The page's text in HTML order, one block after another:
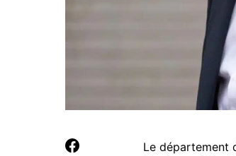
Le département